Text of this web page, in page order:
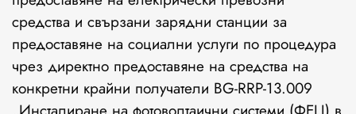
средства и свързани зарядни станции за
предоставяне на социални услуги по процедура
чрез директно предоставяне на средства на
конкретни крайни получатели BG-RRP-13.009